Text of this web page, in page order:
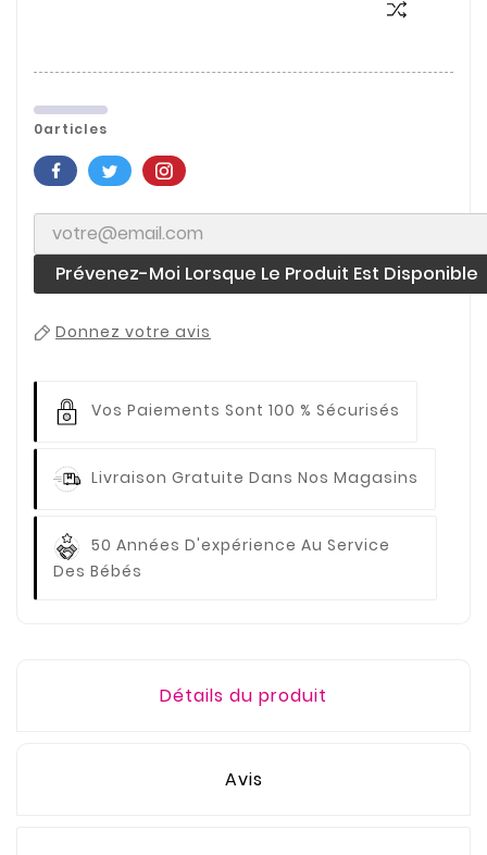
0articles
Prévenez-Moi Lorsque Le Produit Est Disponible
Donnez votre avis
Vos Paiements Sont 100 % Sécurisés
Livraison Gratuite Dans Nos Magasins
50 Années D'expérience Au Service
Des Bébés
Détails du produit
Avis